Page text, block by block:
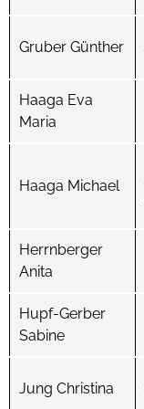
Gruber Günther
Haaga Eva
Maria
Haaga Michael
Herrnberger
Anita
Hupf-Gerber
Sabine
Jung Christina